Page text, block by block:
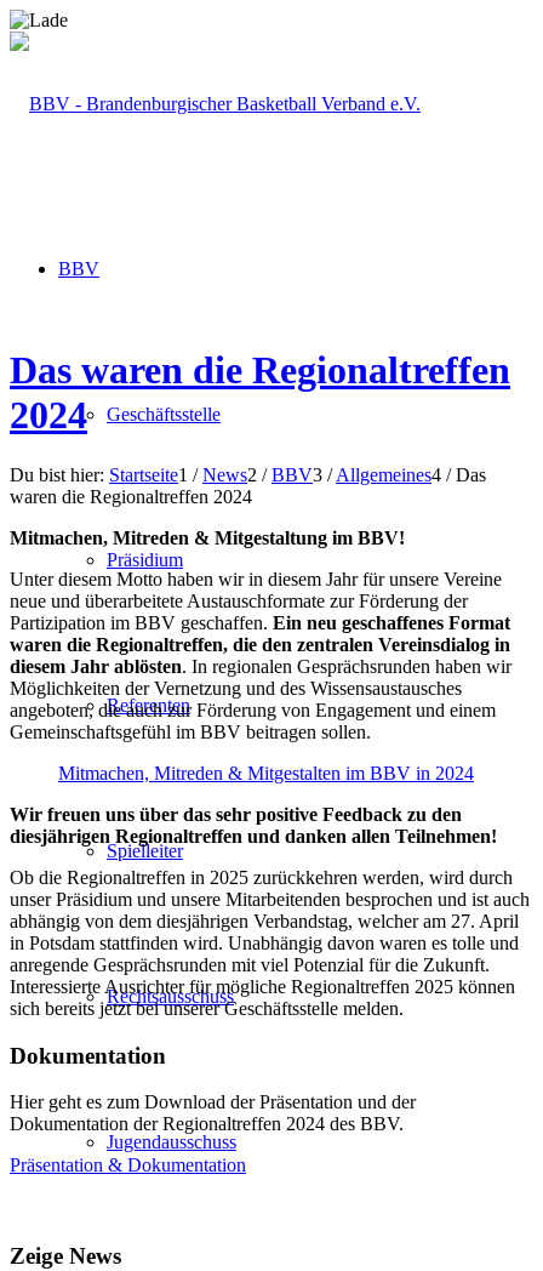
BBV
Geschäftsstelle
Präsidium
Referenten
Spielleiter
Rechtsausschuss
Jugendausschuss
Das waren die Regionaltreffen
2024
Du bist hier: Startseite1 / News2 / BBV3 / Allgemeines4 / Das
waren die Regionaltreffen 2024
Mitmachen, Mitreden & Mitgestaltung im BBV!
Unter diesem Motto haben wir in diesem Jahr für unsere Vereine
neue und überarbeitete Austauschformate zur Förderung der
Partizipation im BBV geschaffen. Ein neu geschaffenes Format
waren die Regionaltreffen, die den zentralen Vereinsdialog in
diesem Jahr ablösten. In regionalen Gesprächsrunden haben wir
Möglichkeiten der Vernetzung und des Wissensaustausches
angeboten, die auch zur Förderung von Engagement und einem
Gemeinschaftsgefühl im BBV beitragen sollen.
Mitmachen, Mitreden & Mitgestalten im BBV in 2024
Wir freuen uns über das sehr positive Feedback zu den
diesjährigen Regionaltreffen und danken allen Teilnehmen!
Ob die Regionaltreffen in 2025 zurückkehren werden, wird durch
unser Präsidium und unsere Mitarbeitenden besprochen und ist auch
abhängig von dem diesjährigen Verbandstag, welcher am 27. April
in Potsdam stattfinden wird. Unabhängig davon waren es tolle und
anregende Gesprächsrunden mit viel Potenzial für die Zukunft.
Interessierte Ausrichter für mögliche Regionaltreffen 2025 können
sich bereits jetzt bei unserer Geschäftsstelle melden.
Dokumentation
Hier geht es zum Download der Präsentation und der
Dokumentation der Regionaltreffen 2024 des BBV.
Präsentation & Dokumentation
Zeige News